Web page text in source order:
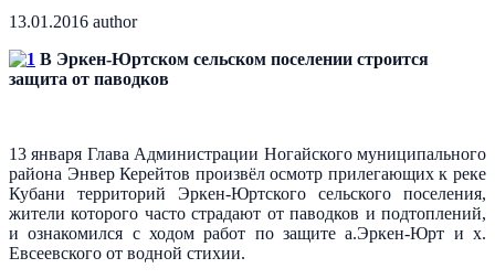
13.01.2016 author
В Эркен-Юртском сельском поселении строится
защита от паводков
13 января Глава Администрации Ногайского муниципального
района Энвер Керейтов произвёл осмотр прилегающих к реке
Кубани территорий Эркен-Юртского сельского поселения,
жители которого часто страдают от паводков и подтоплений,
и ознакомился с ходом работ по защите а.Эркен-Юрт и х.
Евсеевского от водной стихии.